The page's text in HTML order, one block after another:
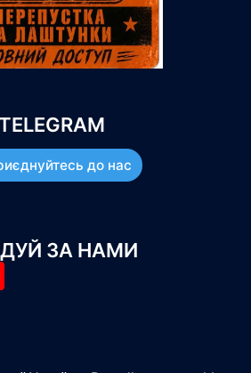
до нас
ЗА НАМИ